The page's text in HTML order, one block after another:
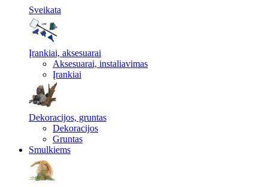
Sveikata
Įrankiai, aksesuarai
Aksesuarai, instaliavimas
Įrankiai
Dekoracijos, gruntas
Dekoracijos
Gruntas
Smulkiems